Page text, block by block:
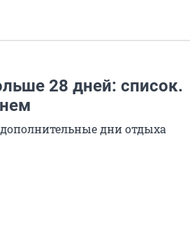
28 дней: список.
дни отдыха